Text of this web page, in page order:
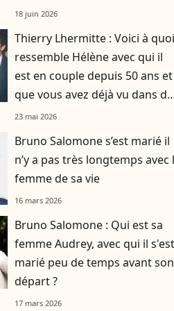
une robe originale d'une
18 juin 2026
Thierry Lhermitte : Voici à quoi
ressemble Hélène avec qui il
est en couple depuis 50 ans et
que vous avez déjà vu dans
films du Splendid
23 mai 2026
Bruno Salomone s’est marié il
n’y a pas très longtemps avec
femme de sa vie
16 mars 2026
Bruno Salomone : Qui est sa
femme Audrey, avec qui il s'est
marié peu de temps avant son
départ ?
17 mars 2026